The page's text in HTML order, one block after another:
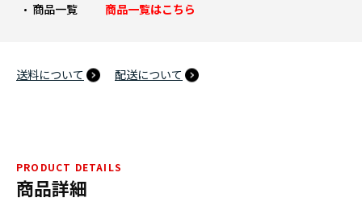
商品一覧
商品一覧はこちら
送料について 配送について
PRODUCT DETAILS
商品詳細